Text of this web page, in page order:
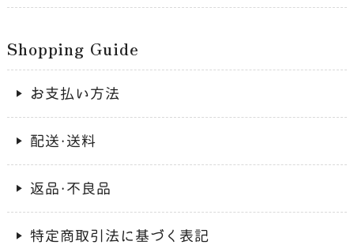
Shopping Guide
お支払い方法
配送・送料
返品・不良品
特定商取引法に基づく表記